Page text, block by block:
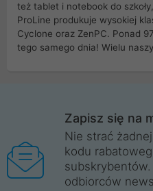
też tablet i notebook do
ProLine produkuje wysokiej
Cyclone oraz ZenPC. Ponad
tego samego dnia! Wielu
Wrocław, Poznań, Legnica,
Trzebnica, Opole. Szybka i
ProLine to polska firma ze
legalnie i płacimy podatki w
główną w Mirkowie oraz
Zapisz się na
Nie strać
kodu
subskrybentów.
odbiorców